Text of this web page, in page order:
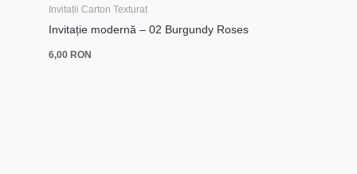
Invitații Carton Texturat
Invitație modernă – 02 Burgundy Roses
6,00 RON